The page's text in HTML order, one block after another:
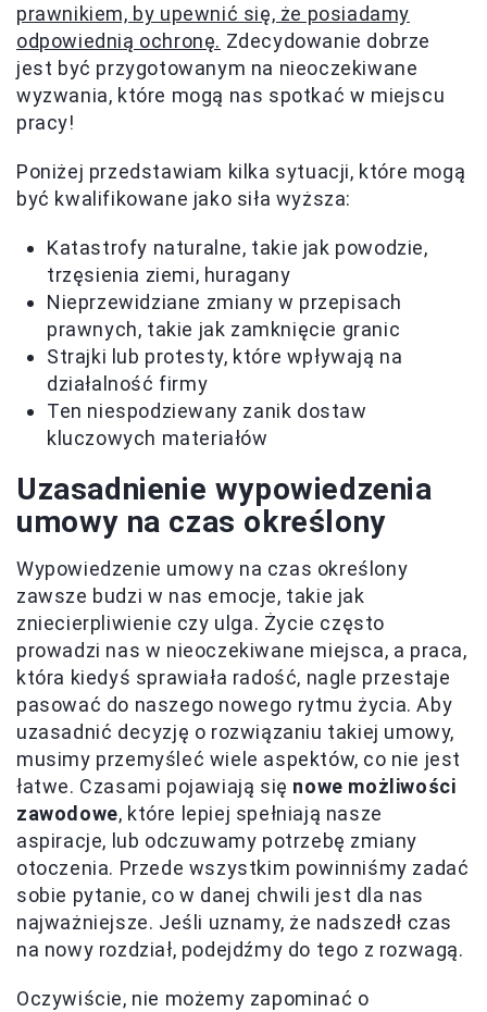
prawnikiem, by upewnić się, że posiadamy
odpowiednią ochronę. Zdecydowanie dobrze
jest być przygotowanym na nieoczekiwane
wyzwania, które mogą nas spotkać w miejscu
pracy!
Poniżej przedstawiam kilka sytuacji, które mogą
być kwalifikowane jako siła wyższa:
Katastrofy naturalne, takie jak powodzie,
trzęsienia ziemi, huragany
Nieprzewidziane zmiany w przepisach
prawnych, takie jak zamknięcie granic
Strajki lub protesty, które wpływają na
działalność firmy
Ten niespodziewany zanik dostaw
kluczowych materiałów
Uzasadnienie wypowiedzenia
umowy na czas określony
Wypowiedzenie umowy na czas określony
zawsze budzi w nas emocje, takie jak
zniecierpliwienie czy ulga. Życie często
prowadzi nas w nieoczekiwane miejsca, a praca,
która kiedyś sprawiała radość, nagle przestaje
pasować do naszego nowego rytmu życia. Aby
uzasadnić decyzję o rozwiązaniu takiej umowy,
musimy przemyśleć wiele aspektów, co nie jest
łatwe. Czasami pojawiają się nowe możliwości
zawodowe, które lepiej spełniają nasze
aspiracje, lub odczuwamy potrzebę zmiany
otoczenia. Przede wszystkim powinniśmy zadać
sobie pytanie, co w danej chwili jest dla nas
najważniejsze. Jeśli uznamy, że nadszedł czas
na nowy rozdział, podejdźmy do tego z rozwagą.
Oczywiście, nie możemy zapominać o